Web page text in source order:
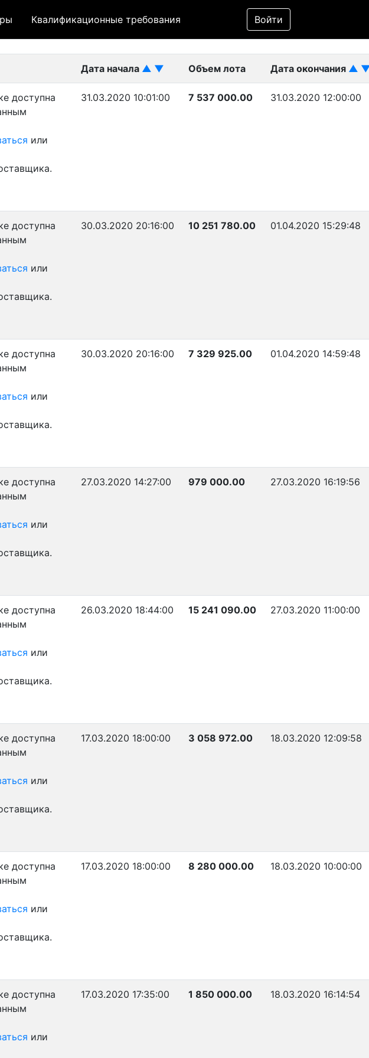
Квалификационные требования Войти
Фильтр
Дата начала ▲ ▼ Объем лота Дата окончания ▲
доступна
или
31.03.2020 10:01:00 7 537 000.00 31.03.2020 12:00:00
доступна
или
30.03.2020 20:16:00 10 251 780.00 01.04.2020 15:29:48
доступна
или
30.03.2020 20:16:00 7 329 925.00 01.04.2020 14:59:48
доступна
или
27.03.2020 14:27:00 979 000.00 27.03.2020 16:19:56
доступна
или
26.03.2020 18:44:00 15 241 090.00 27.03.2020 11:00:00
доступна
или
17.03.2020 18:00:00 3 058 972.00 18.03.2020 12:09:58
доступна
или
17.03.2020 18:00:00 8 280 000.00 18.03.2020 10:00:00
доступна
или
17.03.2020 17:35:00 1 850 000.00 18.03.2020 16:14:54